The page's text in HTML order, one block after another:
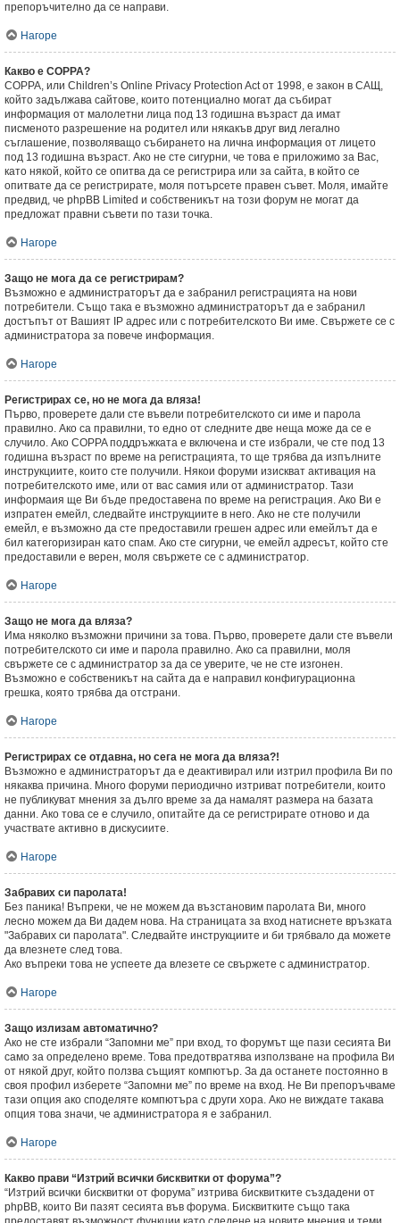
препоръчително да се направи.
Нагоре
Какво е COPPA?
COPPA, или Children’s Online Privacy Protection Act от 1998, е закон в САЩ,
който задължава сайтове, които потенциално могат да събират
информация от малолетни лица под 13 годишна възраст да имат
писменото разрешение на родител или някакъв друг вид легално
съглашение, позволяващо събирането на лична информация от лицето
под 13 годишна възраст. Ако не сте сигурни, че това е приложимо за Вас,
като някой, който се опитва да се регистрира или за сайта, в който се
опитвате да се регистрирате, моля потърсете правен съвет. Моля, имайте
предвид, че phpBB Limited и собственикът на този форум не могат да
предложат правни съвети по тази точка.
Нагоре
Защо не мога да се регистрирам?
Възможно е администраторът да е забранил регистрацията на нови
потребители. Също така е възможно администраторът да е забранил
достъпът от Вашият IP адрес или с потребителското Ви име. Свържете се с
администратора за повече информация.
Нагоре
Регистрирах се, но не мога да вляза!
Първо, проверете дали сте въвели потребителското си име и парола
правилно. Ако са правилни, то едно от следните две неща може да се е
случило. Ако COPPA поддръжката е включена и сте избрали, че сте под 13
годишна възраст по време на регистрацията, то ще трябва да изпълните
инструкциите, които сте получили. Някои форуми изискват активация на
потребителското име, или от вас самия или от администратор. Тази
информаия ще Ви бъде предоставена по време на регистрация. Ако Ви е
изпратен емейл, следвайте инструкциите в него. Ако не сте получили
емейл, е възможно да сте предоставили грешен адрес или емейлът да е
бил категоризиран като спам. Ако сте сигурни, че емейл адресът, който сте
предоставили е верен, моля свържете се с администратор.
Нагоре
Защо не мога да вляза?
Има няколко възможни причини за това. Първо, проверете дали сте въвели
потребителското си име и парола правилно. Ако са правилни, моля
свържете се с администратор за да се уверите, че не сте изгонен.
Възможно е собственикът на сайта да е направил конфигурационна
грешка, която трябва да отстрани.
Нагоре
Регистрирах се отдавна, но сега не мога да вляза?!
Възможно е администраторът да е деактивирал или изтрил профила Ви по
някаква причина. Много форуми периодично изтриват потребители, които
не публикуват мнения за дълго време за да намалят размера на базата
данни. Ако това се е случило, опитайте да се регистрирате отново и да
участвате активно в дискусиите.
Нагоре
Забравих си паролата!
Без паника! Въпреки, че не можем да възстановим паролата Ви, много
лесно можем да Ви дадем нова. На страницата за вход натиснете връзката
"Забравих си паролата". Следвайте инструкциите и би трябвало да можете
да влезнете след това.
Ако въпреки това не успеете да влезете се свържете с администратор.
Нагоре
Защо излизам автоматично?
Ако не сте избрали “Запомни ме” при вход, то форумът ще пази сесията Ви
само за определено време. Това предотвратява използване на профила Ви
от някой друг, който ползва същият компютър. За да останете постоянно в
своя профил изберете “Запомни ме” по време на вход. Не Ви препоръчваме
тази опция ако споделяте компютъра с други хора. Ако не виждате такава
опция това значи, че администратора я е забранил.
Нагоре
Какво прави “Изтрий всички бисквитки от форума”?
“Изтрий всички бисквитки от форума” изтрива бисквитките създадени от
phpBB, които Ви пазят сесията във форума. Бисквитките също така